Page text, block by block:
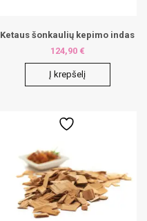
Ketaus šonkaulių kepimo indas
124,90 €
Į krepšelį